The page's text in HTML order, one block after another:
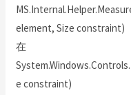
element, Size constraint)
在
e constraint)